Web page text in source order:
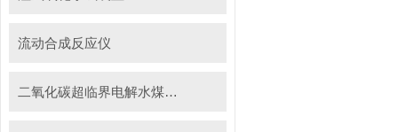
流动合成反应仪
二氧化碳超临界电解水煤浆制甲烷装置